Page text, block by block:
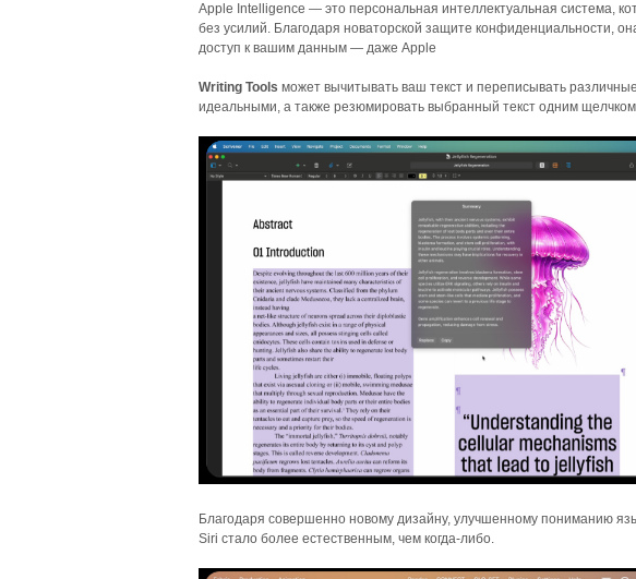
Apple Intelligence — это персональная интеллектуальная система,
без усилий. Благодаря новаторской защите конфиденциальности,
доступ к вашим данным — даже Apple
Writing Tools может вычитывать ваш текст и переписывать
идеальными, а также резюмировать выбранный текст одним
Благодаря совершенно новому дизайну, улучшенному пониманию
Siri стало более естественным, чем когда-либо.